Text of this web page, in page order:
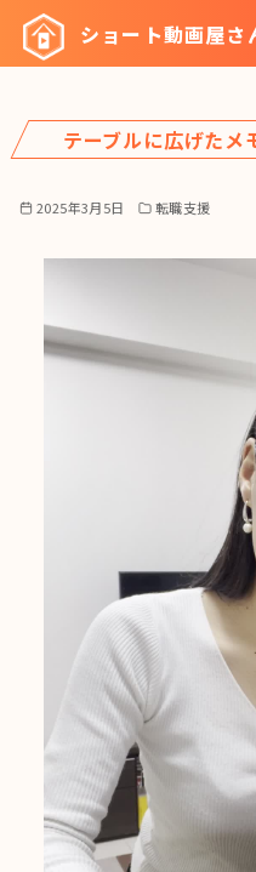
ツ
ショート動画屋さ
テーブルに広げたメ
2025年3月5日 転職支援